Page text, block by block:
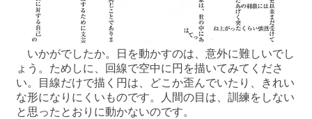
いかがでしたか。日を動かすのは、意外に難しいでし
ょう。ためしに、回線で空中に円を描いてみてくださ
い。目線だけで描く円は、どこか歪んでいたり、きれい
な形になりにくいものです。人間の目は、訓練をしない
と思ったとおりに動かないのです。